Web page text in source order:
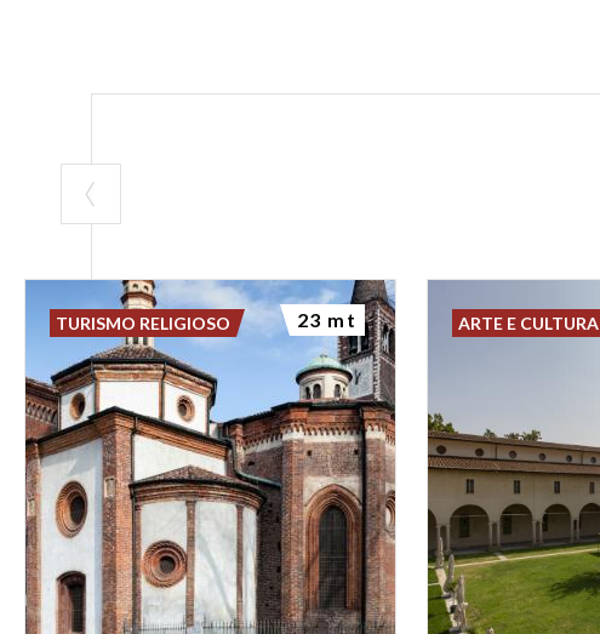
TURISMO RELIGIOSO 23 mt ARTE E CULTURA